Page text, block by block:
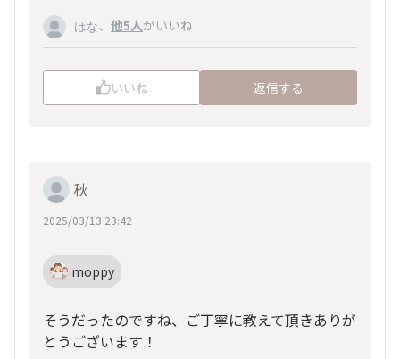
はな、 他5人がいいね
いいね 返信する
秋
2025/03/13 23:42
moppy
そうだったのですね、ご丁寧に教えて頂きありが
とうございます！